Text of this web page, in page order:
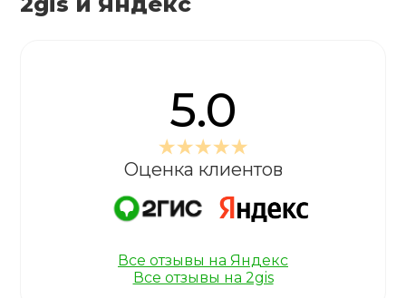
5.0
Оценка клиентов
Все отзывы на Яндекс
Все отзывы на 2gis